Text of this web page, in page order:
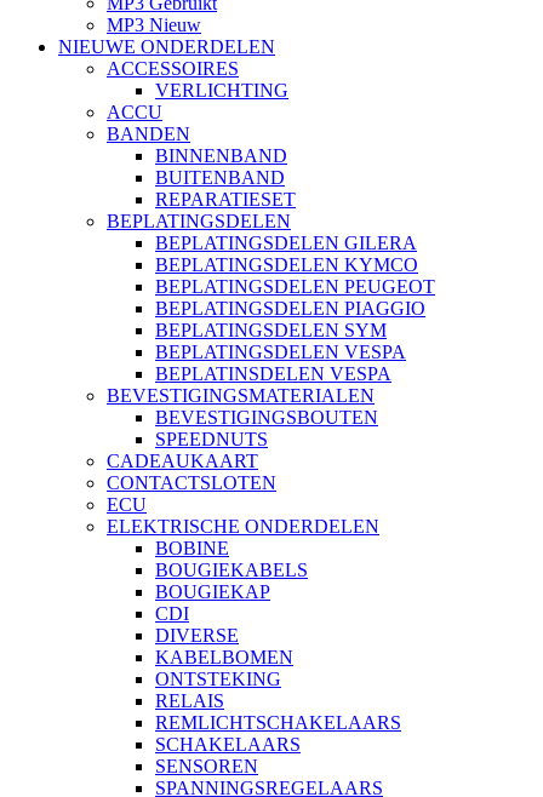
MP3 Nieuw
NIEUWE ONDERDELEN
ACCESSOIRES
VERLICHTING
ACCU
BANDEN
BINNENBAND
BUITENBAND
REPARATIESET
BEPLATINGSDELEN
BEPLATINGSDELEN GILERA
BEPLATINGSDELEN KYMCO
BEPLATINGSDELEN PEUGEOT
BEPLATINGSDELEN PIAGGIO
BEPLATINGSDELEN SYM
BEPLATINGSDELEN VESPA
BEPLATINSDELEN VESPA
BEVESTIGINGSMATERIALEN
BEVESTIGINGSBOUTEN
SPEEDNUTS
CADEAUKAART
CONTACTSLOTEN
ECU
ELEKTRISCHE ONDERDELEN
BOBINE
BOUGIEKABELS
BOUGIEKAP
CDI
DIVERSE
KABELBOMEN
ONTSTEKING
RELAIS
REMLICHTSCHAKELAARS
SCHAKELAARS
SENSOREN
SPANNINGSREGELAARS